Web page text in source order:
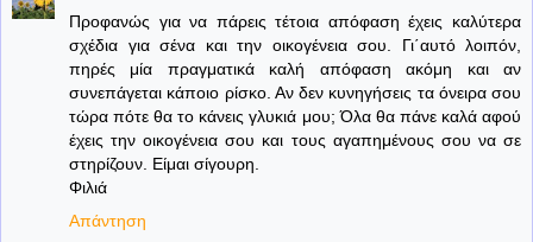
Προφανώς για να πάρεις τέτοια απόφαση έχεις καλύτερα
σχέδια για σένα και την οικογένεια σου. Γι΄αυτό λοιπόν,
πηρές μία πραγματικά καλή απόφαση ακόμη και αν
συνεπάγεται κάποιο ρίσκο. Αν δεν κυνηγήσεις τα όνειρα σου
τώρα πότε θα το κάνεις γλυκιά μου; Όλα θα πάνε καλά αφού
έχεις την οικογένεια σου και τους αγαπημένους σου να σε
στηρίζουν. Είμαι σίγουρη.
Φιλιά
Απάντηση